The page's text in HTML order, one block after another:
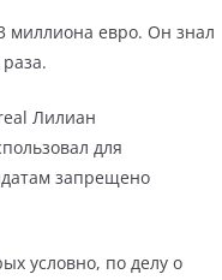
миллиона евро. Он знал
Лилиан
для
запрещено
условно, по делу о